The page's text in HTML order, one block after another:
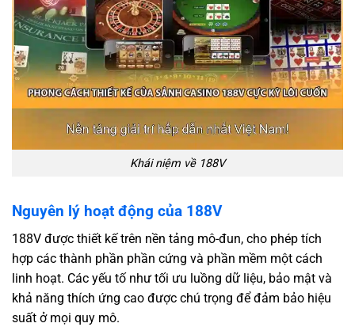
Khái niệm về 188V
Nguyên lý hoạt động của 188V
188V được thiết kế trên nền tảng mô-đun, cho phép tích
hợp các thành phần phần cứng và phần mềm một cách
linh hoạt. Các yếu tố như tối ưu luồng dữ liệu, bảo mật và
khả năng thích ứng cao được chú trọng để đảm bảo hiệu
suất ở mọi quy mô.